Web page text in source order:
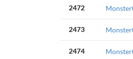
2472
2473
2474